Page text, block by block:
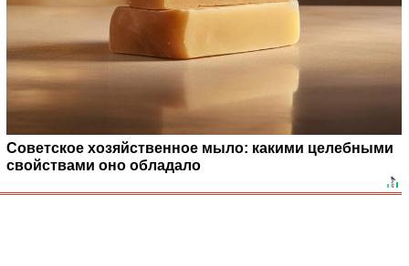
Советское хозяйственное мыло: какими целебными
свойствами оно обладало